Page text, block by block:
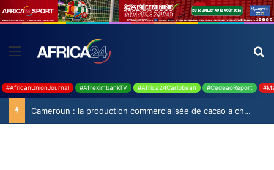
#AfricanUnionJournal #AfreximbankTV #Africa24Caribbean #CedeaoReport
Cameroun : la production commercialisée de cacao a chuté de 19,9% durant la saison 2025-2026